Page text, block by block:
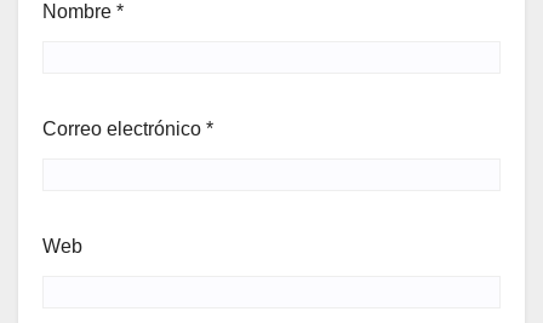
Nombre *
Correo electrónico *
Web